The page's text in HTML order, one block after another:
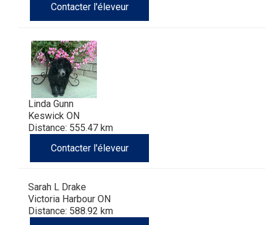
Contacter l'éleveur
Linda Gunn
Keswick ON
Distance: 555.47 km
Contacter l'éleveur
Sarah L Drake
Victoria Harbour ON
Distance: 588.92 km